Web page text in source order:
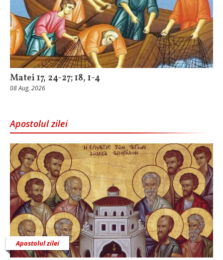
Matei 17, 24-27; 18, 1-4
08 Aug, 2026
Apostolul zilei
Apostolul zilei